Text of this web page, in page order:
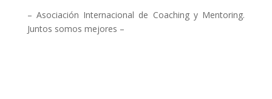
– Asociación Internacional de Coaching y Mentoring.
Juntos somos mejores –